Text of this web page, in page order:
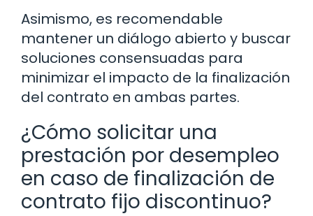
Asimismo, es recomendable
mantener un diálogo abierto y buscar
soluciones consensuadas para
minimizar el impacto de la finalización
del contrato en ambas partes.
¿Cómo solicitar una
prestación por desempleo
en caso de finalización de
contrato fijo discontinuo?